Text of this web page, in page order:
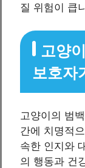
질 위험이 큽
고양
보호자
고양이의 범
간에 치명적
속한 인지와
의 행동과 건